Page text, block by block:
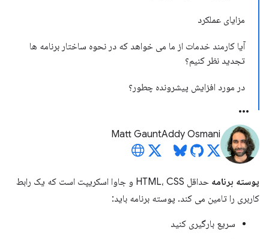
مزایای عملکرد
آیا کارمند خدمات از ما می خواهد که در نحوه ساختار برنامه ها
تجدید نظر کنیم؟
در مورد افزایش پیشرونده چطور؟
Addy Osmani
Matt Gaunt
پوسته برنامه
حداقل HTML، CSS و جاوا اسکریپت است که یک رابط
کاربری را تامین می کند. پوسته برنامه باید:
سریع بارگیری کنید